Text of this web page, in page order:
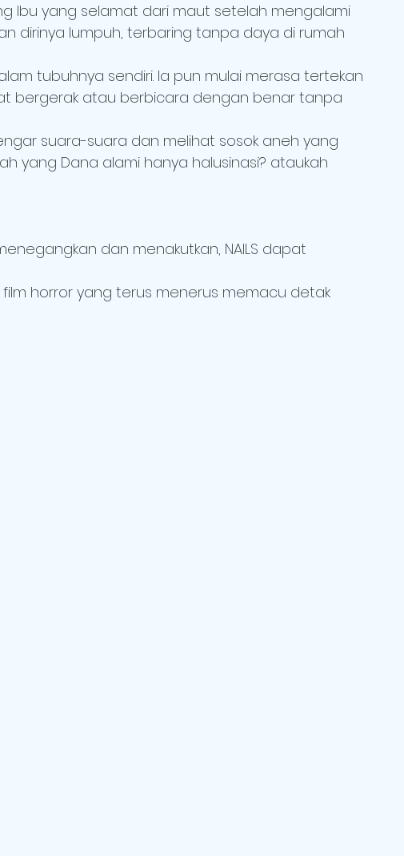
Ibu yang selamat dari maut setelah mengalami
dirinya lumpuh, terbaring tanpa daya di rumah
tubuhnya sendiri. Ia pun mulai merasa tertekan
bergerak atau berbicara dengan benar tanpa
suara-suara dan melihat sosok aneh yang
yang Dana alami hanya halusinasi? ataukah
dan menakutkan, NAILS dapat
horror yang terus menerus memacu detak